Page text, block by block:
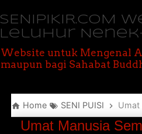
Leluhur
Website untuk Mengenal
maupun bagi Sahabat
Home SENI PUISI Umat
Umat Manusia